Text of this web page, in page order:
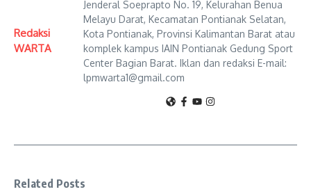
Redaksi
WARTA
Jenderal Soeprapto No. 19, Kelurahan Benua
Melayu Darat, Kecamatan Pontianak Selatan,
Kota Pontianak, Provinsi Kalimantan Barat atau
komplek kampus IAIN Pontianak Gedung Sport
Center Bagian Barat. Iklan dan redaksi E-mail:
lpmwarta1@gmail.com
Related Posts